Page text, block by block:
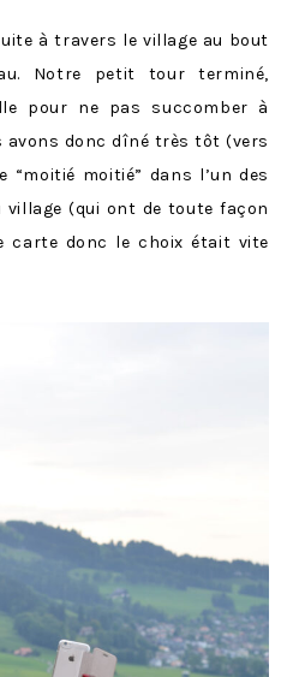
à travers le village au bout
Notre petit tour terminé,
pour ne pas succomber à
avons donc dîné très tôt (vers
“moitié moitié” dans l’un des
(qui ont de toute façon
carte donc le choix était vite